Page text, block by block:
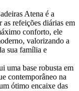
Atena é a
as refeições diárias em
conforto, ele
valorizando a
sua família e
uma base robusta em
contemporâneo na
ótimo encaixe das